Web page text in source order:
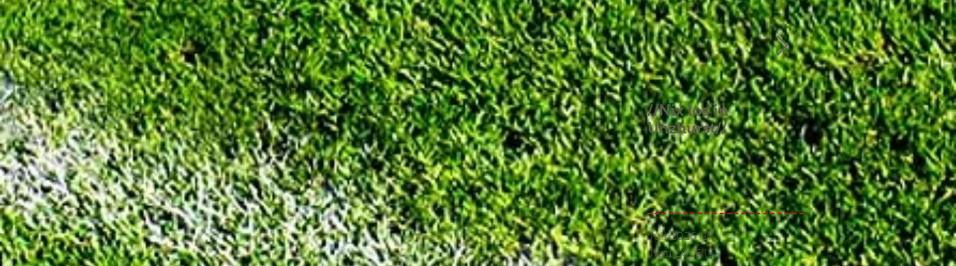
//Nix los in
Unzhurst//
//Aufgebrauchtes
Glück und ein
Endspiel, das keines
war//
Juli 2026 (1)1 Beitrag
Juni 2026 (3)3 Beiträge